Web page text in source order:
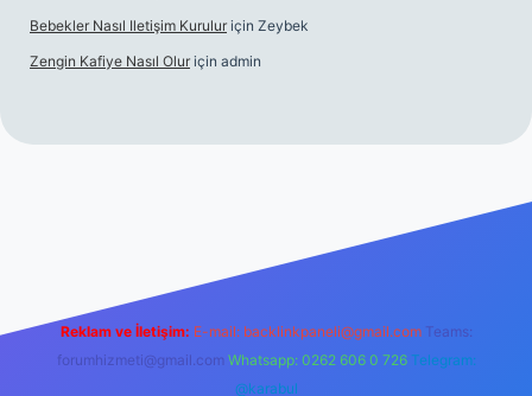
Bebekler Nasıl Iletişim Kurulur için Zeybek
Zengin Kafiye Nasıl Olur için admin
Reklam ve İletişim: E-mail: backlinkpaneli@gmail.com Teams:
forumhizmeti@gmail.com Whatsapp: 0262 606 0 726 Telegram:
@karabul